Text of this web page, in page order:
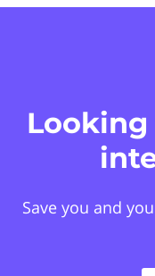
Save you and